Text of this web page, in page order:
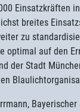
Einsatzkräften
breites
zu
optimal auf den
der Stadt